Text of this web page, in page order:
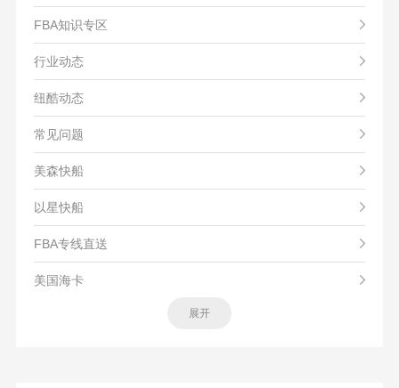
FBA知识专区
行业动态
纽酷动态
常见问题
美森快船
以星快船
FBA专线直送
美国海卡
展开